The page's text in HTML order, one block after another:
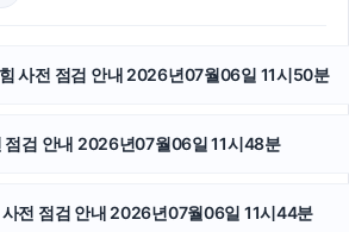
고양이파양
수원학교폭력변호사
사전 점검 안내 2026년07월06일 11시50분
점검 안내 2026년07월06일 11시48분
전 점검 안내 2026년07월06일 11시44분